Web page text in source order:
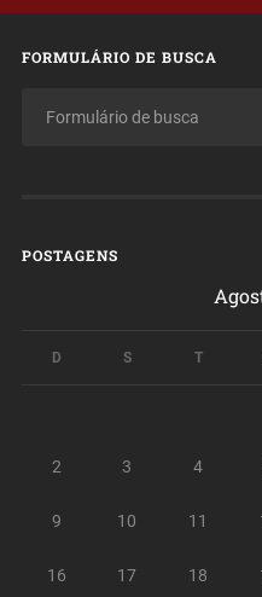
FORMULÁRIO DE BUSCA
POSTAGENS
D S T
2 3 4
9 10 11
16 17 18